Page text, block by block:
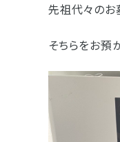
- 採用情報
- やまき寺子屋
- なつかしの
- プライバシー
先祖代々のお
そちらをお預